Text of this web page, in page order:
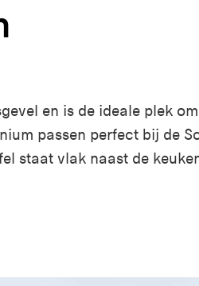
en is de ideale plek
passen perfect bij de
staat vlak naast de